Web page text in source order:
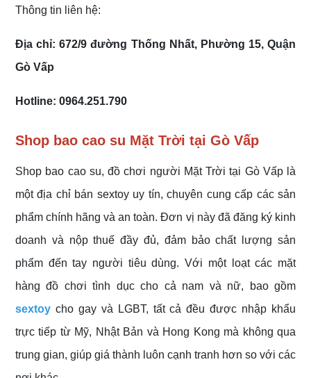
Thông tin liên hệ:
Địa chỉ: 672/9 đường Thống Nhất, Phường 15, Quận
Gò Vấp
Hotline: 0964.251.790
Shop bao cao su Mặt Trời tại Gò Vấp
Shop bao cao su, đồ chơi người Mặt Trời tại Gò Vấp là
một địa chỉ bán sextoy uy tín, chuyên cung cấp các sản
phẩm chính hãng và an toàn. Đơn vị này đã đăng ký kinh
doanh và nộp thuế đầy đủ, đảm bảo chất lượng sản
phẩm đến tay người tiêu dùng. Với một loạt các mặt
hàng đồ chơi tình dục cho cả nam và nữ, bao gồm
sextoy cho gay và LGBT, tất cả đều được nhập khẩu
trực tiếp từ Mỹ, Nhật Bản và Hong Kong mà không qua
trung gian, giúp giá thành luôn cạnh tranh hơn so với các